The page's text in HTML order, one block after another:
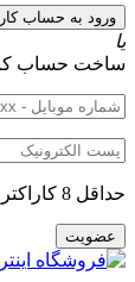
یا
ساخت حساب
حداقل 8 کاراکتر